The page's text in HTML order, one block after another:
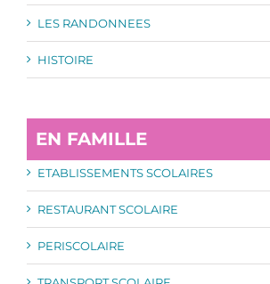
LES RANDONNEES
HISTOIRE
EN FAMILLE
ETABLISSEMENTS SCOLAIRES
RESTAURANT SCOLAIRE
PERISCOLAIRE